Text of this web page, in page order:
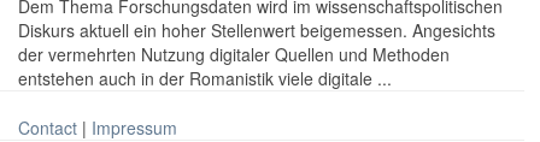
Dem Thema Forschungsdaten wird im wissenschaftspolitischen
Diskurs aktuell ein hoher Stellenwert beigemessen. Angesichts
der vermehrten Nutzung digitaler Quellen und Methoden
entstehen auch in der Romanistik viele digitale ...
Contact | Impressum